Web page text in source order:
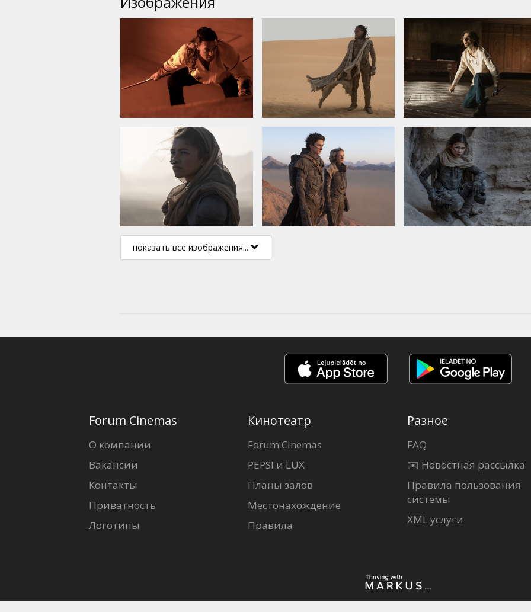
показать все изображения...
Forum Cinemas
О компании
Вакансии
Контакты
Приватность
Логотипы
Кинотеатр
Forum Cinemas
PEPSI и LUX
Планы залов
Местонахождение
Правила
Разное
FAQ
✉️ Новостная рассылка
Правила пользования
системы
XML услуги